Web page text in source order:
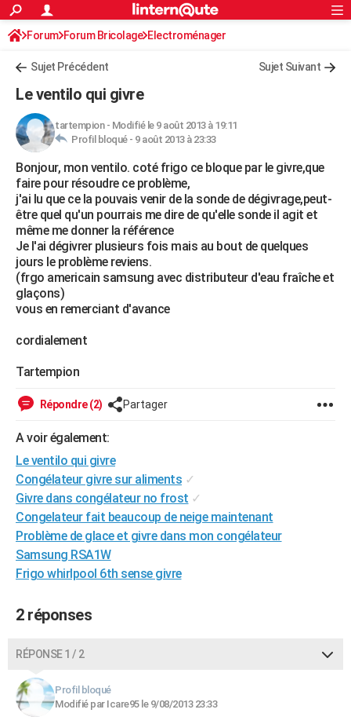
ACTUALITÉS
Politique
Société
Faits Divers
Education
Monde
Villes
+
FINANCE
Retraite
Impôts
Epargne
Immobilier
Risques naturels par ville
Banque
Assurance
Crédit
AUTO
Essais
Réserver un essai
Citadines
Berlines
SUV
Forum auto
+HIGH-TECH
Mobiles
Meilleur smartphone
Internet
Ordinateurs
Jeux vidéo
Guide high-tech
+BRICOLAGE
Forum
Aménagement intérieur
Extérieur
Cuisine
Salle de bains
Jardinage
Rangement
WEEK-END
Guides de France
Escapades
Patrimoine
Expositions
Musées
Week-end nature
+LIFESTYLE
Art de vivre
Bien-être
Loisirs
ModeModes de vie
SANTE
Alimentation
Guide de la santé
Maladies
Médicaments
Sommeil
VOYAGE
Destinations
City break
Voyage nature
Voyage de noces
Forum
Climat
+PHOTO
GUIDES D'ACHAT
BONS PLANS
CARTE DE VOEUX
Carte de Noël
Carte Bonne année
Carte Saint-Valentin
Carte Pâques
Carte d'anniversaire
DICTIONNAIRE
Dictionnaire
Biographies
Citations
Expressions
Proverbes
PROGRAMME TV
COPAINS D'AVANT
FORUM
Bricolage
Lifestyle
Culture
Sport
Auto
Television
Voyage
Cinema
S'inscrire
Connexion
Forum Forum Bricolage Electroménager
Sujet Précédent Sujet Suivant
Le ventilo qui givre
tartempion- Modifié le 9 août 2013 à 19:11
Profil bloqué - 9 août 2013 à 23:33
Bonjour, mon ventilo. coté frigo ce bloque par le givre,que
faire pour résoudre ce problème,
j'ai lu que ce la pouvais venir de la sonde de dégivrage,peut-
être quel qu'un pourrais me dire de qu'elle sonde il agit et
même me donner la référence
Je l'ai dégivrer plusieurs fois mais au bout de quelques
jours le problème reviens.
(frgo americain samsung avec distributeur d'eau fraîche et
glaçons)
vous en remerciant d'avance
cordialement
Tartempion
Répondre (2) Partager
A voir également:
Le ventilo qui givre
Congélateur givre sur aliments ✓
Givre dans congélateur no frost ✓
Congelateur fait beaucoup de neige maintenant
Problème de glace et givre dans mon congélateur
Samsung RSA1W
Frigo whirlpool 6th sense givre
2 réponses
RÉPONSE 1 / 2
Profil bloqué
Modifié par Icare95 le 9/08/2013 23:33